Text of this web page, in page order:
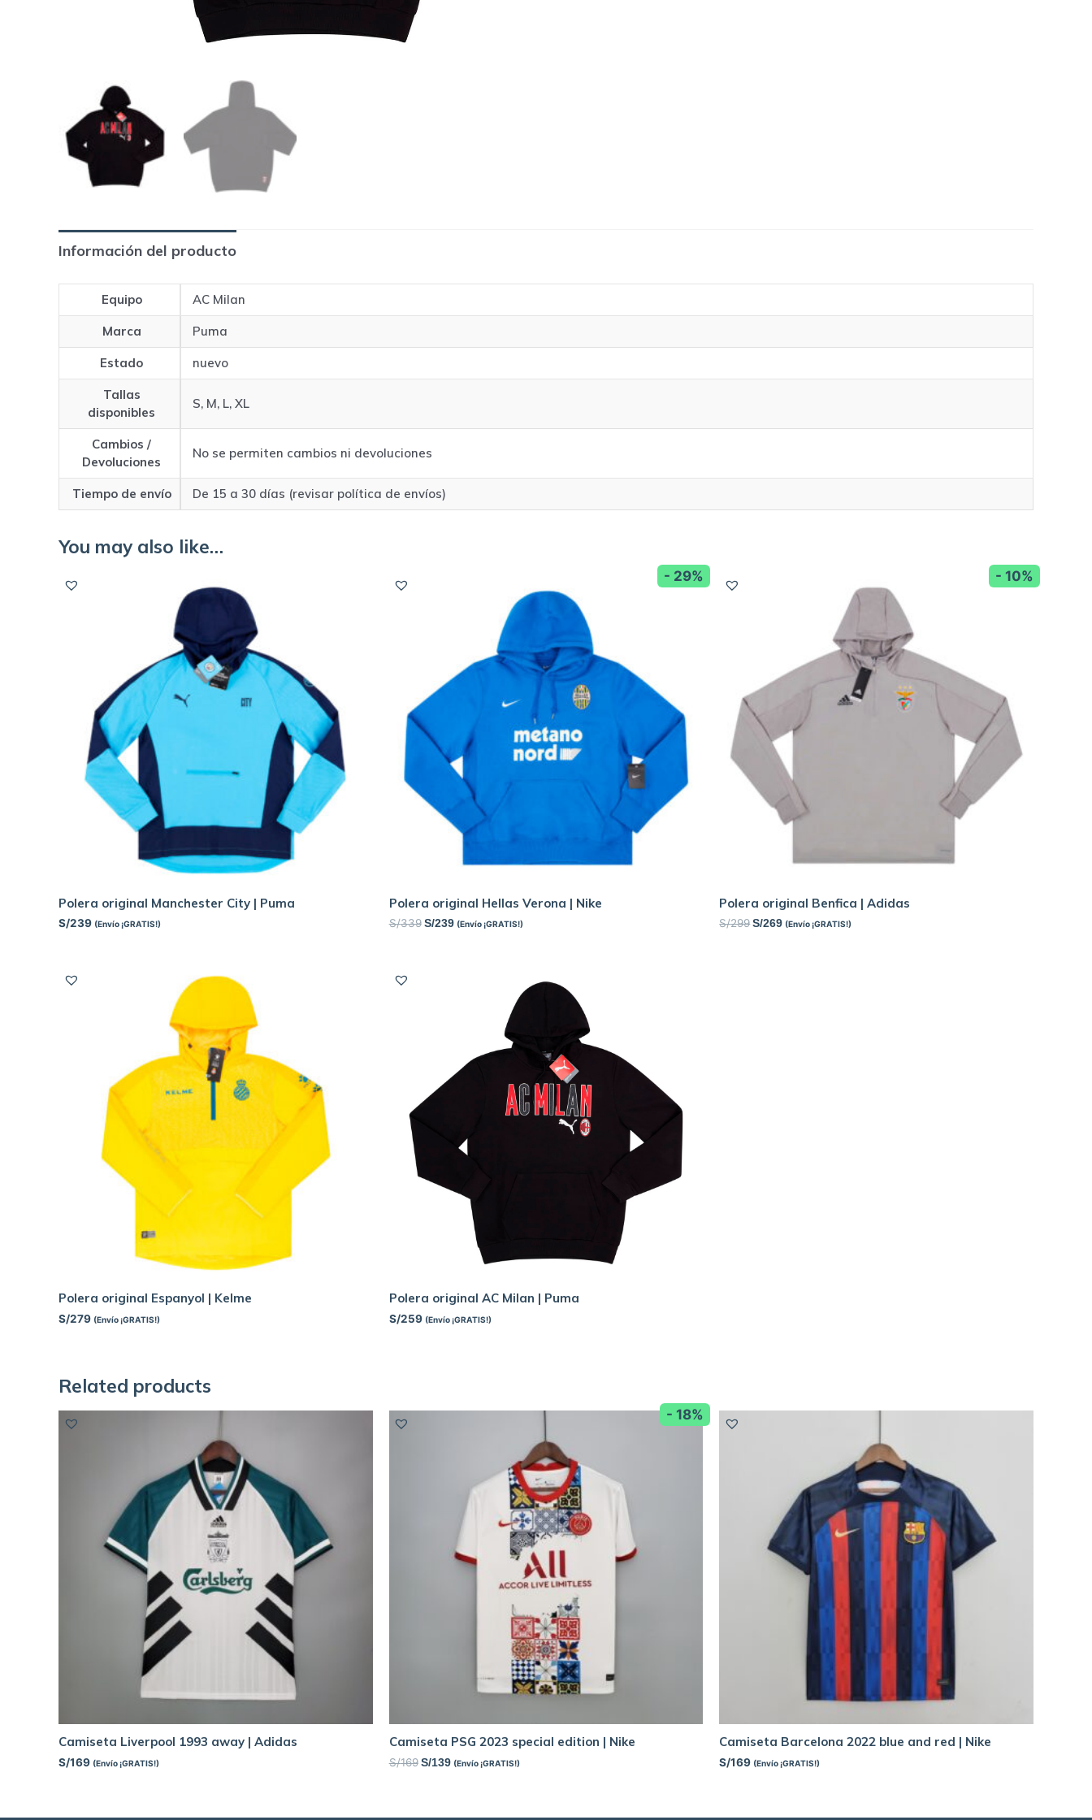
Información del producto
Equipo AC Milan
Marca Puma
Estado nuevo
Tallas
disponibles
S, M, L, XL
Cambios /
Devoluciones
No se permiten cambios ni devoluciones
Tiempo de envío De 15 a 30 días (revisar política de envíos)
You may also like…
Polera original Manchester City | Puma
S/239 (Envío ¡GRATIS!)
- 29%
Polera original Hellas Verona | Nike
S/339 S/239 (Envío ¡GRATIS!)
- 10%
Polera original Benfica | Adidas
S/299 S/269 (Envío ¡GRATIS!)
Polera original Espanyol | Kelme
S/279 (Envío ¡GRATIS!)
Polera original AC Milan | Puma
S/259 (Envío ¡GRATIS!)
Related products
Camiseta Liverpool 1993 away | Adidas
S/169 (Envío ¡GRATIS!)
- 18%
Camiseta PSG 2023 special edition | Nike
S/169 S/139 (Envío ¡GRATIS!)
Camiseta Barcelona 2022 blue and red | Nike
S/169 (Envío ¡GRATIS!)